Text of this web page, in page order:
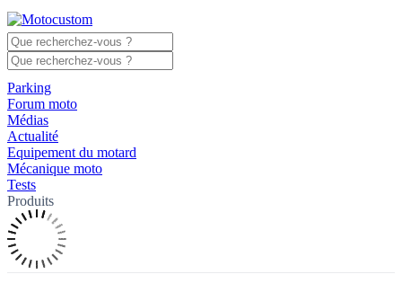
Parking
Forum moto
Médias
Actualité
Equipement du motard
Mécanique moto
Tests
Produits